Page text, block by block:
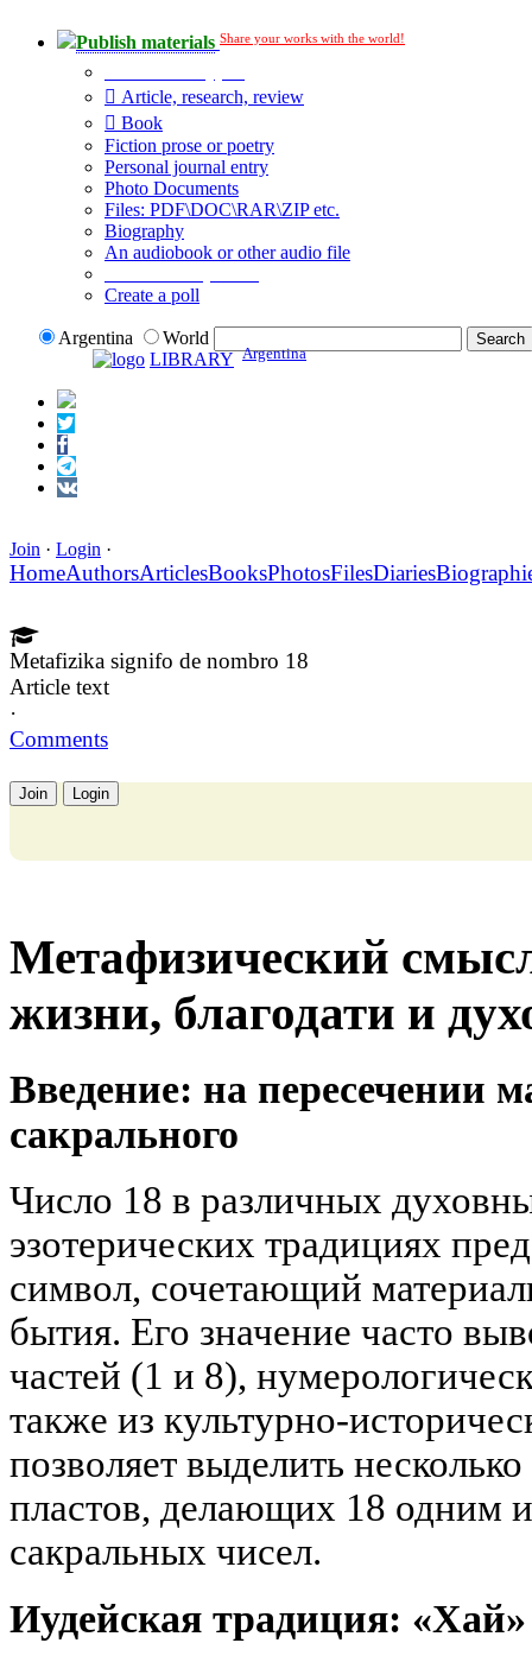
Publish materials Share your works with the world!
Article, research, review
Book
Fiction prose or poetry
Personal journal entry
Photo Documents
Files: PDF\DOC\RAR\ZIP etc.
Biography
An audiobook or other audio file
Create a poll
Argentina
World
LIBRARY Argentina
Join · Login ·
HomeAuthorsArticlesBooksPhotosFilesDiaries
Metafizika signifo de nombro 18
Article text
·
Comments
Join Login
Метафизический
жизни, благодати и
Введение: на пересечении
сакрального
Число 18 в различных
эзотерических традициях
символ, сочетающий
бытия. Его значение часто
частей (1 и 8),
также из культурно-
позволяет выделить
пластов, делающих 18 одним
сакральных чисел.
Иудейская традиция: